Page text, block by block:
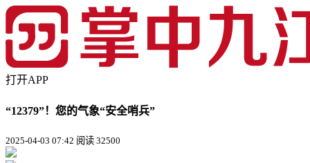
打开APP
“12379”！您的气象“安全哨兵”
2025-04-03 07:42 阅读 32500